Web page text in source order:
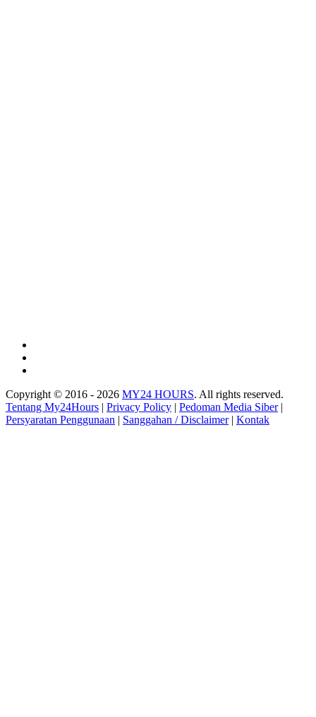
Copyright © 2016 - 2026 MY24 HOURS. All rights reserved.
Tentang My24Hours | Privacy Policy | Pedoman Media Siber|
Persyaratan Penggunaan | Sanggahan / Disclaimer| Kontak